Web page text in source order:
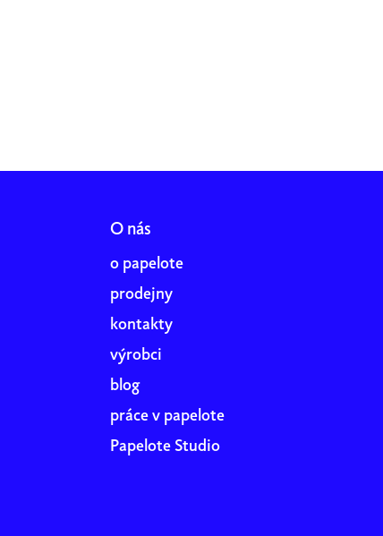
O nás
o papelote
prodejny
kontakty
výrobci
blog
práce v papelote
Papelote Studio